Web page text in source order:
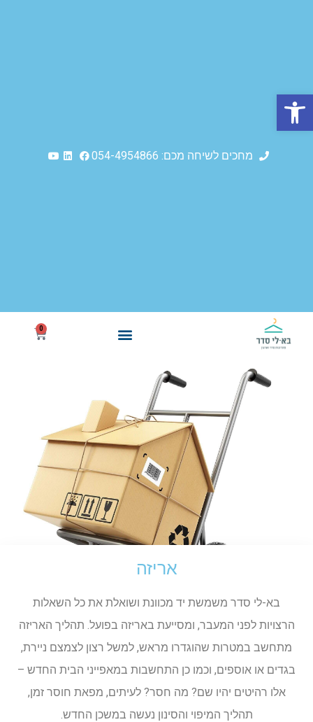
מחכים לשיחה מכם: 054-4954866
0
אריזה
בא-לי סדר משמשת יד מכוונת ושואלת את כל השאלות
הרצויות לפני המעבר, ומסייעת באריזה בפועל. תהליך האריזה
מתחשב במטרות שהוגדרו מראש, למשל רצון לצמצם ניירת,
בגדים או אוספים, וכמו כן התחשבות במאפייני הבית החדש –
אלו רהיטים יהיו שם? מה חסר? לעיתים, מפאת חוסר זמן,
תהליך המיפוי והסינון נעשה במשכן החדש.
פתח סרגל נגישות